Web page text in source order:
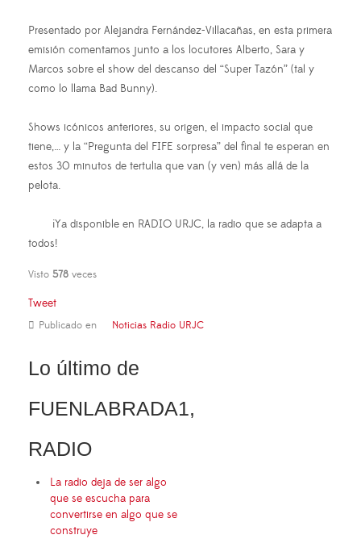
Presentado por Alejandra Fernández-Villacañas, en esta primera
emisión comentamos junto a los locutores Alberto, Sara y
Marcos sobre el show del descanso del “Super Tazón” (tal y
como lo llama Bad Bunny).
Shows icónicos anteriores, su origen, el impacto social que
tiene,… y la “Pregunta del FIFE sorpresa” del final te esperan en
estos 30 minutos de tertulia que van (y ven) más allá de la
pelota.
¡Ya disponible en RADIO URJC, la radio que se adapta a
todos!
Visto 578 veces
Tweet
Publicado en Noticias Radio URJC
Lo último de
FUENLABRADA1,
RADIO
La radio deja de ser algo
que se escucha para
convertirse en algo que se
construye